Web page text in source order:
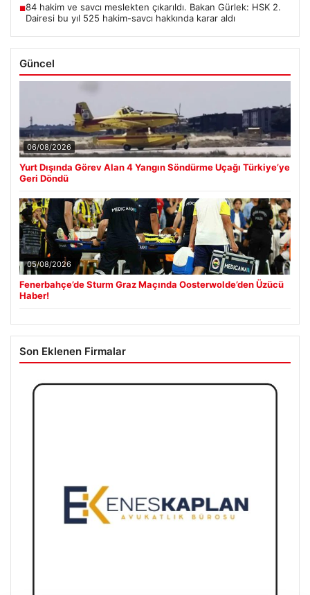
■84 hakim ve savcı meslekten çıkarıldı. Bakan Gürlek: HSK 2.
Dairesi bu yıl 525 hakim-savcı hakkında karar aldı
Güncel
06/08/2026
Yurt Dışında Görev Alan 4 Yangın Söndürme Uçağı Türkiye’ye
Geri Döndü
05/08/2026
Fenerbahçe’de Sturm Graz Maçında Oosterwolde’den Üzücü
Haber!
Son Eklenen Firmalar